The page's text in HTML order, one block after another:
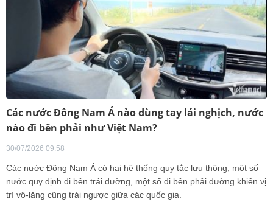
Các nước Đông Nam Á nào dùng tay lái nghịch, nước
nào đi bên phải như Việt Nam?
30/07/2026 09:58
Các nước Đông Nam Á có hai hệ thống quy tắc lưu thông, một số
nước quy định đi bên trái đường, một số đi bên phải đường khiến vị
trí vô-lăng cũng trái ngược giữa các quốc gia.